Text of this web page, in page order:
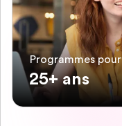
Programmes pour
25+ ans